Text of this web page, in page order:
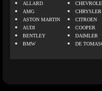
ALLARD
AMG
ASTON MARTIN
AUDI
BENTLEY
BMW
CHRYSLER
CITROEN
COOPER
DAIMLER
DE